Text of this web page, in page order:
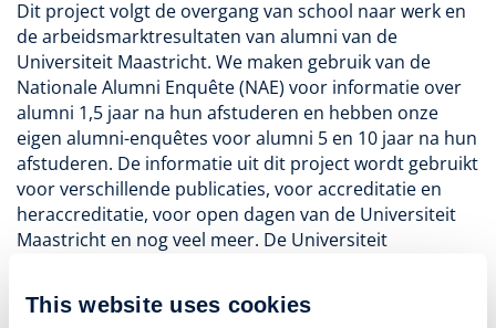
This website uses cookies
Dit project volgt de overgang van school naar werk en
de arbeidsmarktresultaten van alumni van de
Universiteit Maastricht. We maken gebruik van de
Nationale Alumni Enquête (NAE) voor informatie over
alumni 1,5 jaar na hun afstuderen en hebben onze
eigen alumni-enquêtes voor alumni 5 en 10 jaar na hun
afstuderen. De informatie uit dit project wordt gebruikt
voor verschillende publicaties, voor accreditatie en
heraccreditatie, voor open dagen van de Universiteit
Maastricht en nog veel meer. De Universiteit
bij te werken en de kwaliteit van haar onderwijs in
bredere zin te verbeteren.